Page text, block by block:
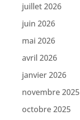
juillet 2026
juin 2026
mai 2026
avril 2026
janvier 2026
novembre 2025
octobre 2025